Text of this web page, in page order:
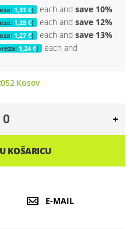
1,31 € each and save 10%
1,28 € each and save 12%
1,27 € each and save 13%
1,24 €
each and
Kosov
KOŠARICU
E-MAIL